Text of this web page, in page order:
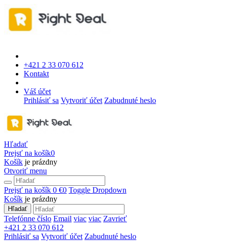
+421 2 33 070 612
Kontakt
Váš účet
Prihlásiť sa Vytvoriť účet Zabudnuté heslo
Hľadať
Prejsť na košík0
Košík je prázdny
Otvoriť menu
Prejsť na košík 0 €0 Toggle Dropdown
Košík je prázdny
Hľadať
Telefónne číslo Email viac viac Zavrieť
+421 2 33 070 612
Prihlásiť sa Vytvoriť účet Zabudnuté heslo